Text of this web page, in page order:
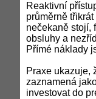
Reaktivní
průměrně
nečekaně stojí,
obsluhy a
Přímé náklady
Praxe ukazuje,
zaznamená
investovat do